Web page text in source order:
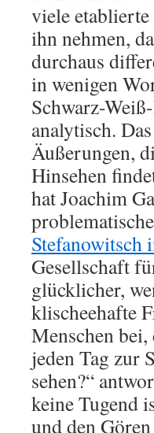
viele
ihn nehmen,
durchaus
in wenigen
Schwarz-
analytisch.
Äußerungen,
Hinsehen
hat Joachim
Stefanowitsch
Gesellschaft
glücklicher,
klischeehafte
Menschen
jeden Tag zur
sehen?“
keine Tugend
und den